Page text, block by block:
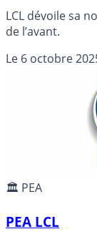
LCL dévoile sa
de l’avant.
Le 6 octobre
🏛️ PEA
PEA LCL